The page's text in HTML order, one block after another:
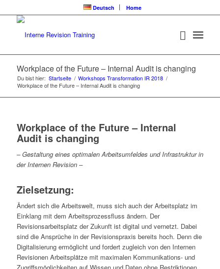
Deutsch Home
Workplace of the Future – Internal Audit is changing
Du bist hier: Startseite / Workshops Transformation IR 2018 /
Workplace of the Future – Internal Audit is changing
Workplace of the Future – Internal
Audit is changing
– Gestaltung eines optimalen Arbeitsumfeldes und Infrastruktur in
der Internen Revision –
Zielsetzung:
Ändert sich die Arbeitswelt, muss sich auch der Arbeitsplatz im
Einklang mit dem Arbeitsprozessfluss ändern. Der
Revisionsarbeitsplatz der Zukunft ist digital und vernetzt. Dabei
sind die Ansprüche in der Revisionspraxis bereits hoch. Denn die
Digitalisierung ermöglicht und fordert zugleich von den Internen
Revisionen Arbeitsplätze mit maximalen Kommunikations- und